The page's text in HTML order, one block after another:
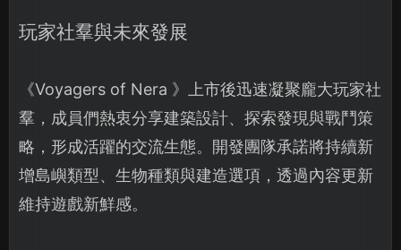
玩家社羣與未來發展
《Voyagers of Nera 》上市後迅速凝聚龐大玩家社
羣，成員們熱衷分享建築設計、探索發現與戰鬥策
略，形成活躍的交流生態。開發團隊承諾將持續新
增島嶼類型、生物種類與建造選項，透過內容更新
維持遊戲新鮮感。